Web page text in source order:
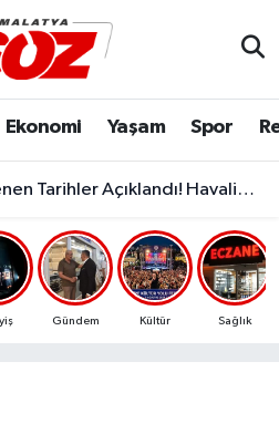
Ekonomi Yaşam Spor
Havalimanı ve Çevre Yolu Açılıyor..
Gündem Kültür Sağlık
Haritası
ve Fikstür